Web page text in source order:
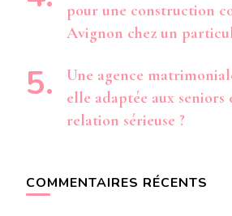
pour une construction
Avignon chez un
Une agence
elle adaptée aux seniors
relation sérieuse ?
COMMENTAIRES RÉCENTS